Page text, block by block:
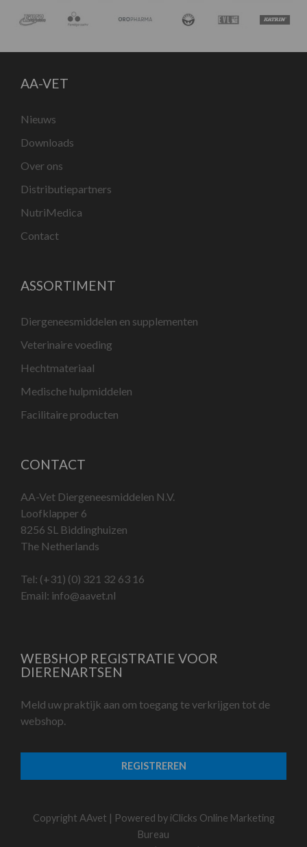
AA-VET
Nieuws
Downloads
Over ons
Distributiepartners
NutriMedica
Contact
ASSORTIMENT
Diergeneesmiddelen en supplementen
Veterinaire voeding
Hechtmateriaal
Medische hulpmiddelen
Facilitaire producten
CONTACT
AA-Vet Diergeneesmiddelen N.V.
Loofklapper 6
8256 SL Biddinghuizen
The Netherlands
Tel: (+31) (0) 321 32 63 16
Email: info@aavet.nl
WEBSHOP REGISTRATIE VOOR
DIERENARTSEN
Meld uw praktijk aan om toegang te verkrijgen tot de
webshop.
REGISTREREN
Copyright AAvet | Powered by iClicks Online Marketing
Bureau